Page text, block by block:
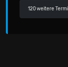
120 weitere